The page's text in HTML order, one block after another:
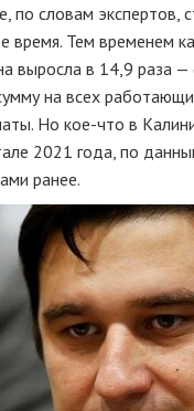
по словам экспертов,
время. Тем временем
выросла в 14,9 раза
на всех
Но кое-что в
2021 года, по
ранее.